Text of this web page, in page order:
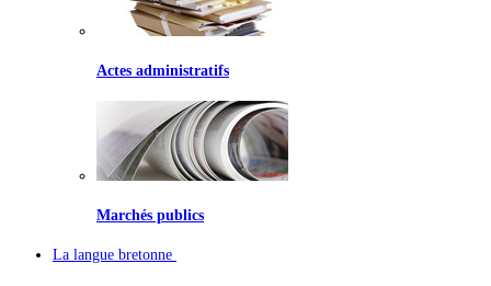
Actes administratifs
Marchés publics
La langue bretonne